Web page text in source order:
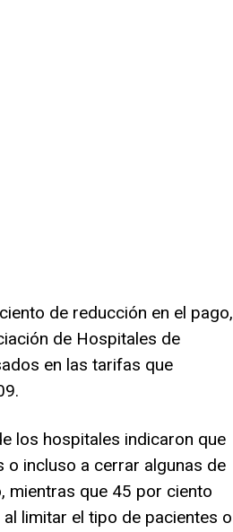
de reducción en el pago,
de Hospitales de
en las tarifas que
los hospitales indicaron que
o incluso a cerrar algunas de
mientras que 45 por ciento
limitar el tipo de pacientes o